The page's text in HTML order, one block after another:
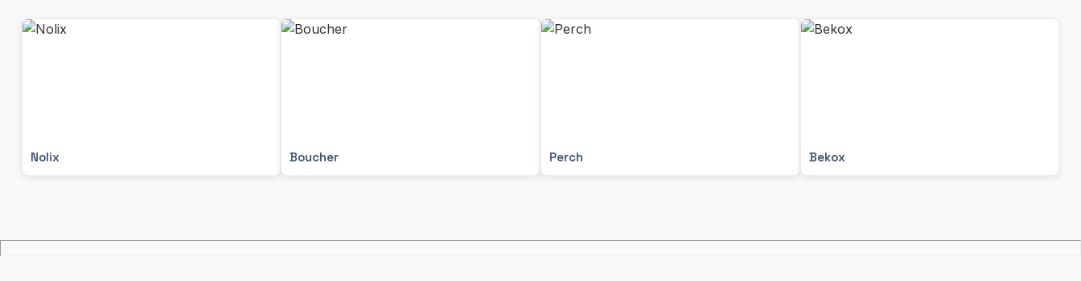
Nolix Boucher Perch Bekox